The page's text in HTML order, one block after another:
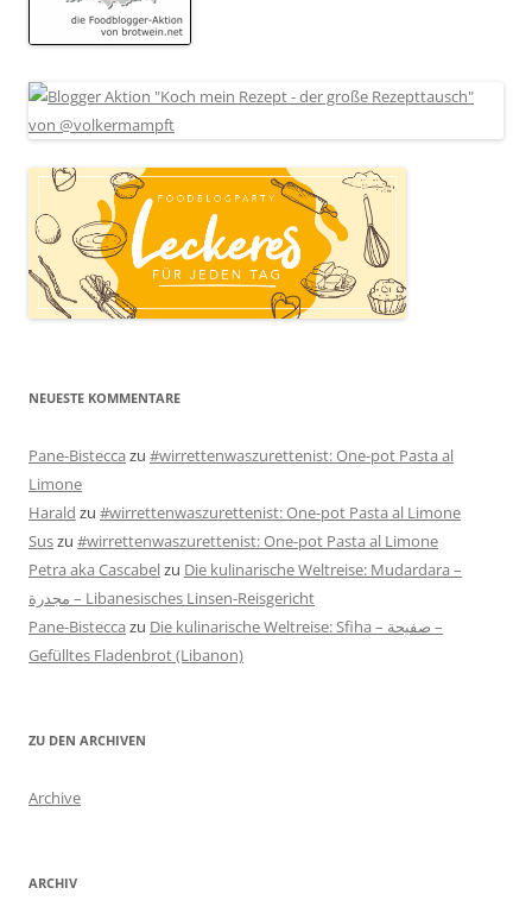
NEUESTE KOMMENTARE
Pane-Bistecca zu #wirrettenwaszurettenist: One-pot Pasta al
Limone
Harald zu #wirrettenwaszurettenist: One-pot Pasta al Limone
Suszu #wirrettenwaszurettenist: One-pot Pasta al Limone
Petra aka Cascabelzu Die kulinarische Weltreise: Mudardara –
مجدرة – Libanesisches Linsen-Reisgericht
Pane-Bistecca zu Die kulinarische Weltreise: Sfiha – صفيحة –
Gefülltes Fladenbrot (Libanon)
ZU DEN ARCHIVEN
Archive
ARCHIV